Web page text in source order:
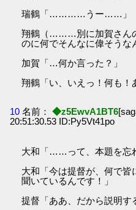
瑞鶴「…………うー……」
翔鶴（………別に加賀さん
のに何でそんなに偉そうな
加賀「…何か言った？」
翔鶴「い、いえっ！何も！
10 名前： ◆z5EwvA1BT6
20:51:30.53 ID:Py5Vt41po
大和「……って、本題を忘
大和「今は提督が、何で皆
聞いているんです！」
提督「ああ、だから説明す